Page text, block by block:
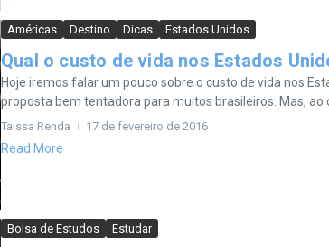
Américas Destino Dicas Estados Unidos
Qual o custo de vida nos Estados
Hoje iremos falar um pouco sobre o custo de vida nos
proposta bem tentadora para muitos brasileiros. Mas, ao
Taissa Renda 17 de fevereiro de 2016
Read More
Bolsa de Estudos Estudar